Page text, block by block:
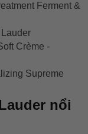
Ferment &
Crème -
Supreme
nổi